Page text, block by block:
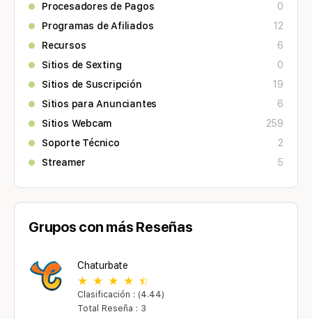
Procesadores de Pagos
0
Programas de Afiliados
12
Recursos
6
Sitios de Sexting
0
Sitios de Suscripción
19
Sitios para Anunciantes
6
Sitios Webcam
259
Soporte Técnico
2
Streamer
5
Grupos con más Reseñas
Chaturbate
Clasificación : (4.44)
Total Reseña : 3